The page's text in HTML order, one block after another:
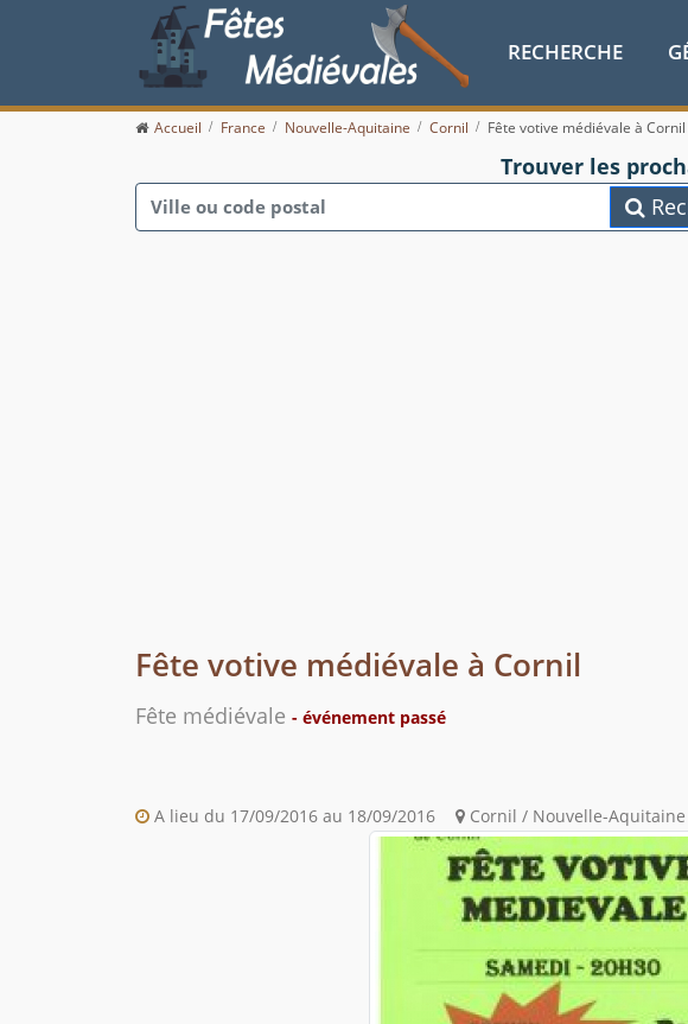
RECHERCHE
Accueil France Nouvelle-Aquitaine Cornil Fête votive médiévale à Cornil
Trouver les
Fête votive médiévale à Cornil
Fête médiévale - événement passé
A lieu du 17/09/2016 au 18/09/2016 Cornil / Nouvelle-Aquitaine